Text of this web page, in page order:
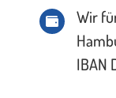

Wir
IBAN